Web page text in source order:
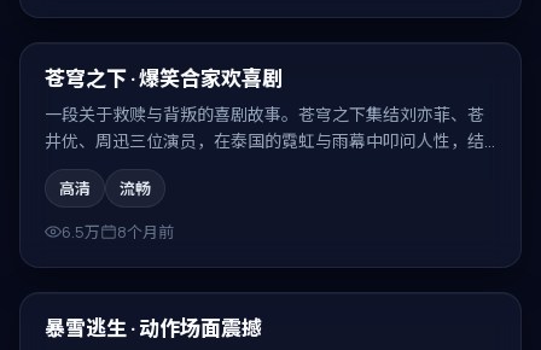
最新
苍穹之下 · 爆笑合家欢喜剧
一段关于救赎与背叛的喜剧故事。苍穹之下集结刘亦菲、苍
井优、周迅三位演员，在泰国的霓虹与雨幕中叩问人性，结
局耐人寻味。
高清
流畅
6.5万
8个月前
最新
暴雪逃生 · 动作场面震撼